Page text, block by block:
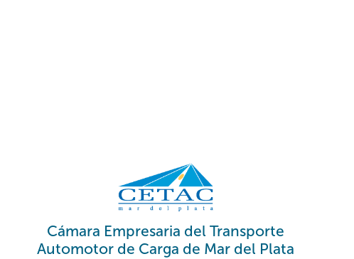
Cámara Empresaria del Transporte
Automotor de Carga de Mar del Plata